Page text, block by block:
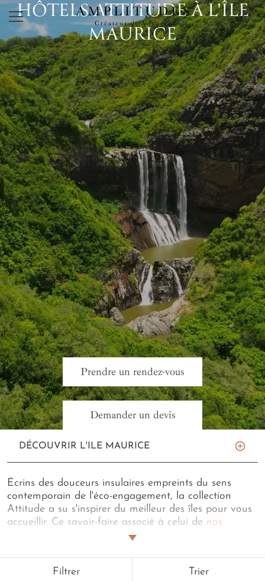
×HÔTELS ATTITUDE À L'ÎLE
MAURICE
Prendre un rendez-vous
Demander un devis
DÉCOUVRIR L'ILE MAURICE
Écrins des douceurs insulaires empreints du sens
contemporain de l'éco-engagement, la collection
Attitude a su s'inspirer du meilleur des îles pour vous
accueillir. Ce savoir-faire associé à celui de nos
conseillers Amplitudes pour l’île Maurice
Nous puisons dans l'hospitalité créole et l'ambiance
tropicale du nord, dans les lagons turquoise et l'âme
Filtrer Trier